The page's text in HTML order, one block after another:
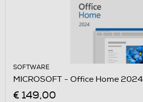
SOFTWARE
MICROSOFT - Office Home 2024
€ 149,00